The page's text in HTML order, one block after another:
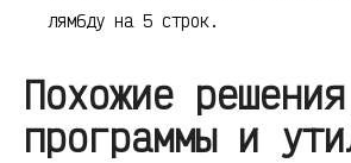
лямбду на 5 строк.
Похожие
программы и